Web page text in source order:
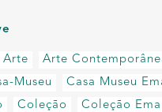
Arte Arte
Museu
Casa Museu
Coleção Coleção